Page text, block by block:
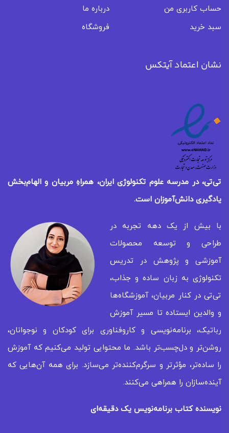
حساب کاربری من
درباره ما
سبد خرید
فروشگاه
نشان اعتماد آیتکس
تی‌تی، در مدرسه علوم تکنولوژی ایران، همراهِ مربیان و الهام‌بخش
یادگیریدانش‌آموزان است.
با بیش از یک دهه تجربه در
طراحی و توسعه محصولات
آموزشی و پژوهش در تدریس
تکنولوژی به زبان ساده و جذاب،
تی‌تی در کنار مربیان، آموزشگاه‌ها
و والدین ایستاده تا مسیر آموزش
رباتیک، برنامه‌نویسی و کاروفناوری برای کودکان و نوجوانان،
روشن‌تر و دل‌چسب‌تر باشد. ما محتوایی تولید می‌کنیم که آموزش
را ساده‌تر، مؤثرتر و سرگرم‌کننده‌تر می‌سازد. برای همه‌ آن‌هایی که
آینده‌سازان را همراهی می‌کنند.
نویسنده کتاب برنامه‌نویس یک دقیقه‌ای